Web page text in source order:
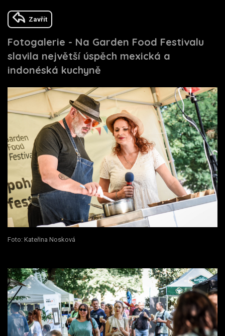
Zavřít
Fotogalerie - Na Garden Food Festivalu
slavila největší úspěch mexická a
indonéská kuchyně
Foto: Kateřina Nosková